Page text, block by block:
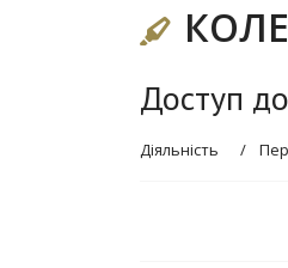
Доступ
Діяльність